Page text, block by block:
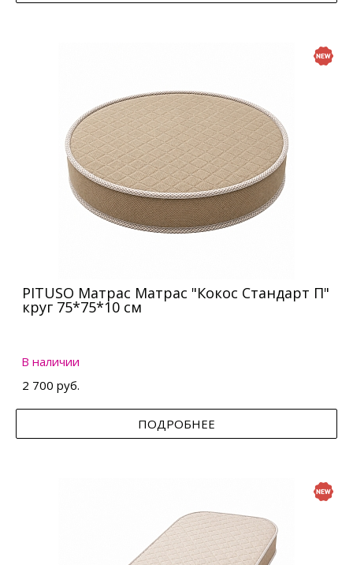
PITUSO Матрас Матрас "Кокос Стандарт П"
круг 75*75*10 см
В наличии
2 700 руб.
ПОДРОБНЕЕ